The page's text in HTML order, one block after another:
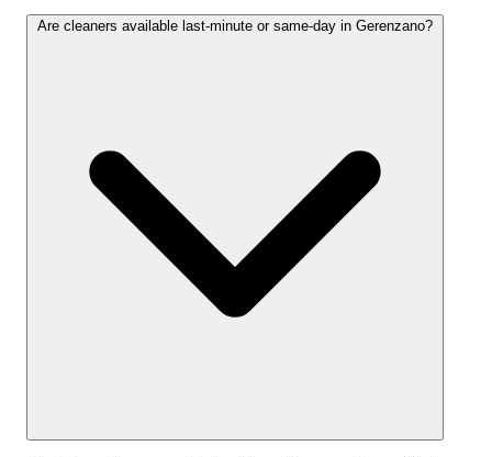
Are cleaners available last-minute or same-day in Gerenzano?